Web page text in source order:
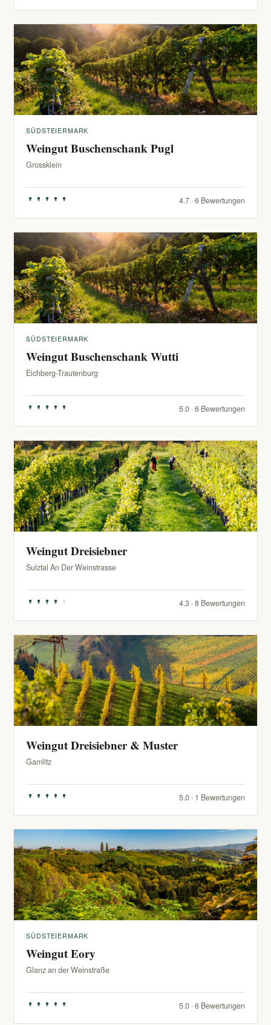
SÜDSTEIERMARK
Weingut Buschenschank Pugl
Grossklein
4.7 · 6 Bewertungen
SÜDSTEIERMARK
Weingut Buschenschank Wutti
Eichberg-Trautenburg
5.0 · 6 Bewertungen
Weingut Dreisiebner
Sulztal An Der Weinstrasse
4.3 · 8 Bewertungen
Weingut Dreisiebner & Muster
Gamlitz
5.0 · 1 Bewertungen
SÜDSTEIERMARK
Weingut Eory
Glanz an der Weinstraße
5.0 · 6 Bewertungen